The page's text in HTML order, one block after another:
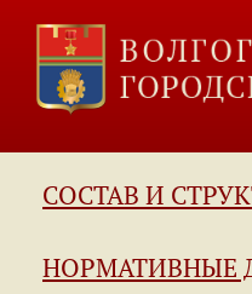
СОСТАВ И
НОРМАТИВНЫЕ